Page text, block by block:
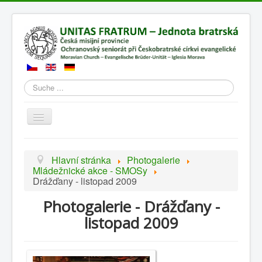
Suchen
Přepnout
navigaci
Hlavní stránka Photogalerie
Mládežnické akce - SMOSy
Drážďany - listopad 2009
Photogalerie - Drážďany -
listopad 2009